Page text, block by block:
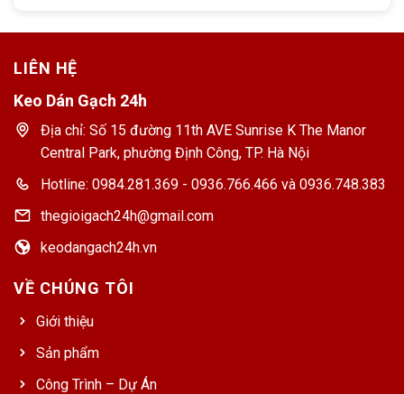
LIÊN HỆ
Keo Dán Gạch 24h
Địa chỉ: Số 15 đường 11th AVE Sunrise K The Manor
Central Park, phường Định Công, TP. Hà Nội
Hotline: 0984.281.369 - 0936.766.466 và 0936.748.383
thegioigach24h@gmail.com
keodangach24h.vn
VỀ CHÚNG TÔI
Giới thiệu
Sản phẩm
Công Trình – Dự Án